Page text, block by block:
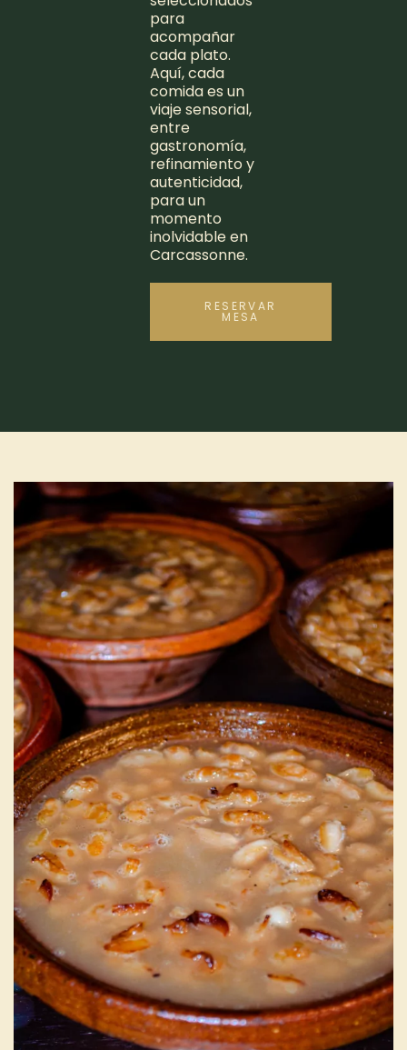
para
acompañar
cada plato.
Aquí, cada
comida es un
viaje sensorial,
entre
gastronomía,
refinamiento y
autenticidad,
para un
momento
inolvidable en
Carcassonne.
RESERVAR
MESA